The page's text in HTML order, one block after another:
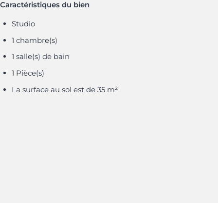
Caractéristiques du bien
Studio
1 chambre(s)
1 salle(s) de bain
1 Pièce(s)
La surface au sol est de 35 m²